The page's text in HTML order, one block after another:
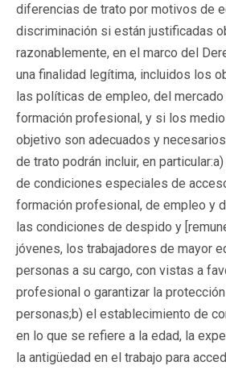
diferencias de trato por motivos de
discriminación si están justificadas
razonablemente, en el marco del
una finalidad legítima, incluidos los
las políticas de empleo, del
formación profesional, y si los
objetivo son adecuados y
de trato podrán incluir, en
de condiciones especiales de
formación profesional, de empleo y
las condiciones de despido y
jóvenes, los trabajadores de mayor
personas a su cargo, con vistas a
profesional o garantizar la
personas;b) el establecimiento de
en lo que se refiere a la edad, la
la antigüedad en el trabajo para